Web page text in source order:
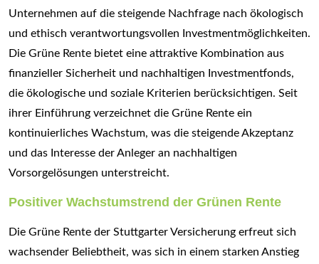
Unternehmen auf die steigende Nachfrage nach ökologisch
und ethisch verantwortungsvollen Investmentmöglichkeiten.
Die Grüne Rente bietet eine attraktive Kombination aus
finanzieller Sicherheit und nachhaltigen Investmentfonds,
die ökologische und soziale Kriterien berücksichtigen. Seit
ihrer Einführung verzeichnet die Grüne Rente ein
kontinuierliches Wachstum, was die steigende Akzeptanz
und das Interesse der Anleger an nachhaltigen
Vorsorgelösungen unterstreicht.
Positiver Wachstumstrend der Grünen Rente
Die Grüne Rente der Stuttgarter Versicherung erfreut sich
wachsender Beliebtheit, was sich in einem starken Anstieg